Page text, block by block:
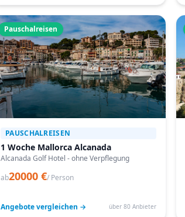
Pauschalreisen
PAUSCHALREISEN
1 Woche Mallorca Alcanada
Alcanada Golf Hotel - ohne Verpflegung
ab20000 €/ Person
Angebote vergleichen → über 80 Anbieter